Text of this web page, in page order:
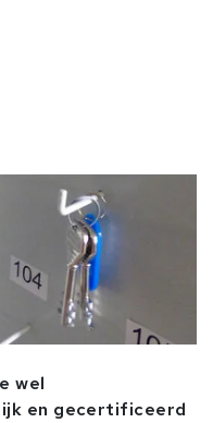
wel
en gecertificeerd